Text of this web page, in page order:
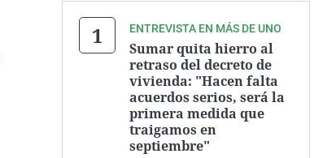
ENTREVISTA EN MÁS DE UNO
Sumar quita hierro al
retraso del decreto de
vivienda: "Hacen falta
acuerdos serios, será la
primera medida que
traigamos en
septiembre"